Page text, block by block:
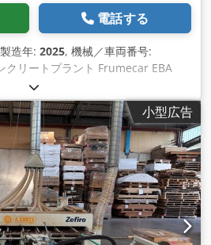
い粒子を分離することができます。
設計により、バッチ式または連続式
軟に対応できます。 Crjdjq Nf
運転中の過負荷、過熱、その他の
めの監視・制御システムなどの安全
。 マイクロパウダー製造用の超微粉
は、アプリケーションの具体的な要
的に望まれる粒度分 布を考慮するこ
な性能と寿命を確保するために、操
については常にメーカーのガイドラ
電話する
造年: 2025, 機械／車両番号:
クリートプラント Frumecar EBA
骨材ホッパー4基 - 容量：50m³/h -
1500 litre - K2ポータブルコンピュー
クリューコンベヤ - セメントサイロ
- 2年保証 本キャンペーンは、変更、
合があります。 有効なのは、注文確
れた具体的な取り決めのみです。 そ
ラントについては、当社のウェブサ
Csdehd I S Ajpfx An Uerf 使用目
クリート。
小型広告